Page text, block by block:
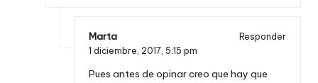
Marta
Responder
1 diciembre, 2017, 5:15 pm
Pues antes de opinar creo que hay que